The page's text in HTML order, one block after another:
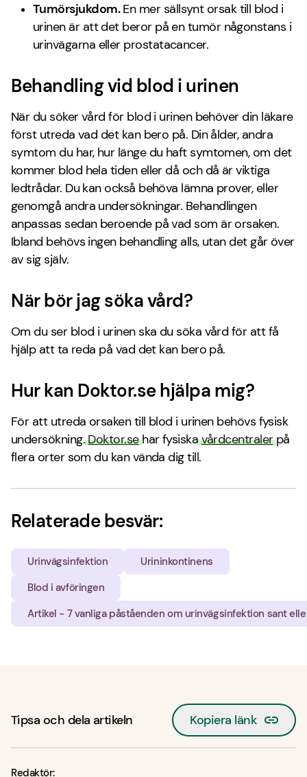
Tumörsjukdom.En mer sällsynt orsak till blod i
urinen är att det beror på en tumör någonstans i
urinvägarna eller prostatacancer.
Behandling vid blod i urinen
När du söker vård för blod i urinen behöver din läkare
först utreda vad det kan bero på. Din ålder, andra
symtom du har, hur länge du haft symtomen, om det
kommer blod hela tiden eller då och då är viktiga
ledtrådar. Du kan också behöva lämna prover, eller
genomgå andra undersökningar. Behandlingen
anpassas sedan beroende på vad som är orsaken.
Ibland behövs ingen behandling alls, utan det går över
av sig själv.
När bör jag söka vård?
Om du ser blod i urinen ska du söka vård för att få
hjälp att ta reda på vad det kan bero på.
Hur kan Doktor.se hjälpa mig?
För att utreda orsaken till blod i urinen behövs fysisk
undersökning.Doktor.sehar fysiskavårdcentralerpå
flera orter som du kan vända dig till.
Relaterade besvär:
Urinvägsinfektion
Urininkontinens
Blod i avföringen
Artikel - 7 vanliga påståenden om urinvägsinfektion sant
Tipsa och dela artikeln Kopiera länk
Redaktör: